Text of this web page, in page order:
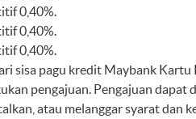
0,40%.
0,40%.
0,40%.
sisa pagu kredit Maybank
pengajuan. Pengajuan
atau melanggar syarat